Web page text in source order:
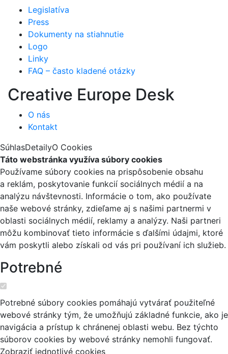
Legislatíva
Press
Dokumenty na stiahnutie
Logo
Linky
FAQ – často kladené otázky
Creative Europe Desk
O nás
Kontakt
SúhlasDetailyO Cookies
Táto webstránka využíva súbory cookies
Používame súbory cookies na prispôsobenie obsahu
a reklám, poskytovanie funkcií sociálnych médií a na
analýzu návštevnosti. Informácie o tom, ako používate
naše webové stránky, zdieľame aj s našimi partnermi v
oblasti sociálnych médií, reklamy a analýzy. Naši partneri
môžu kombinovať tieto informácie s ďalšími údajmi, ktoré
vám poskytli alebo získali od vás pri používaní ich služieb.
Potrebné
Potrebné súbory cookies pomáhajú vytvárať použiteľné
webové stránky tým, že umožňujú základné funkcie, ako je
navigácia a prístup k chránenej oblasti webu. Bez týchto
súborov cookies by webové stránky nemohli fungovať.
Zobraziť jednotlivé cookies